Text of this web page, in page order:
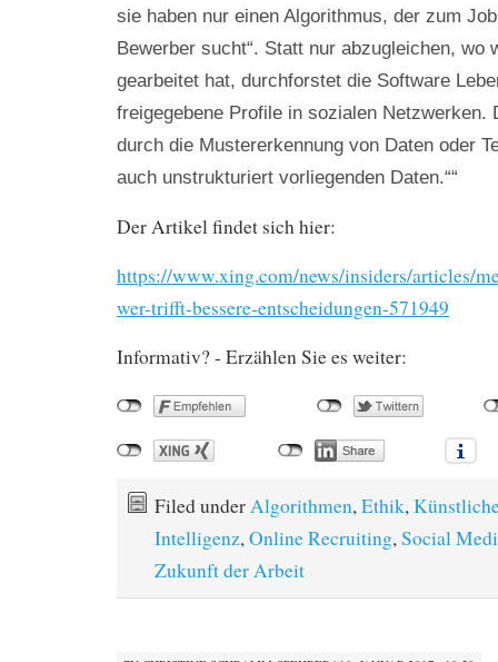
sie haben nur einen Algorithmus, der zum
Bewerber sucht“. Statt nur abzugleichen, wo
gearbeitet hat, durchforstet die Software
freigegebene Profile in sozialen Netzwerken.
durch die Mustererkennung von Daten oder
auch unstrukturiert vorliegenden Daten.““
Der Artikel findet sich hier:
https://www.xing.com/news/insiders/articles/
wer-trifft-bessere-entscheidungen-571949
Informativ? - Erzählen Sie es weiter:
Filed underAlgorithmen,Ethik,
Intelligenz,Online Recruiting,Social
Zukunft der Arbeit